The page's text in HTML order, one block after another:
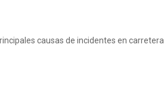
causas de incidentes en carretera.